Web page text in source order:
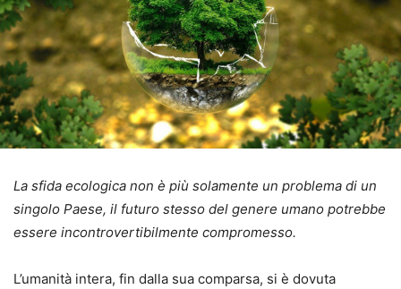
La sfida ecologica non è più solamente un problema di un
singolo Paese, il futuro stesso del genere umano potrebbe
essere incontrovertibilmente compromesso.
L’umanità intera, fin dalla sua comparsa, si è dovuta